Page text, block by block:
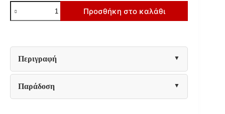
ΤΡΑΠΕΖΑΚΙ
ΞΑΠΛΩΣΤΡΑΣ
SENTRY
ΣΕ
ΚΑΠΟΥΤΣΙΝΟ
87x43,5x45Υεκ.
ποσότητα
Προσθήκη στο καλάθι
Περιγραφή
Παράδοση